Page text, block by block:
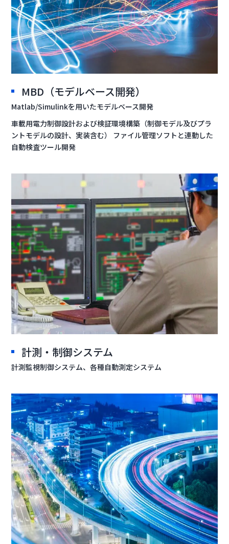
MBD（モデルベース開発）
Matlab/Simulinkを用いたモデルベース開発
車載用電力制御設計および検証環境構築（制御モデル及びプラ
ントモデルの設計、実装含む） ファイル管理ソフトと連動した
自動検査ツール開発
計測・制御システム
計測監視制御システム、各種自動測定システム